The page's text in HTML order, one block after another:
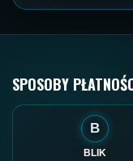
SPOSOBY
B
BLIK